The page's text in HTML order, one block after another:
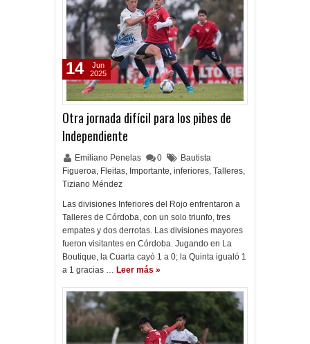
Otra jornada difícil para los pibes de
Independiente
Emiliano Penelas 0
Bautista
Figueroa, Fleitas, Importante, inferiores, Talleres,
Tiziano Méndez
Las divisiones Inferiores del Rojo enfrentaron a
Talleres de Córdoba, con un solo triunfo, tres
empates y dos derrotas. Las divisiones mayores
fueron visitantes en Córdoba. Jugando en La
Boutique, la Cuarta cayó 1 a 0; la Quinta igualó 1
a 1 gracias … Leer más »
14
Jun
2025